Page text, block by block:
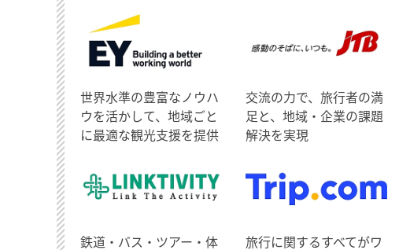
世界水準の豊富なノウハ
ウを活かして、地域ごと
に最適な観光支援を提供
交流の力で、旅行者の満
足と、地域・企業の課題
解決を実現
鉄道・バス・ツアー・体 旅行に関するすべてがワ